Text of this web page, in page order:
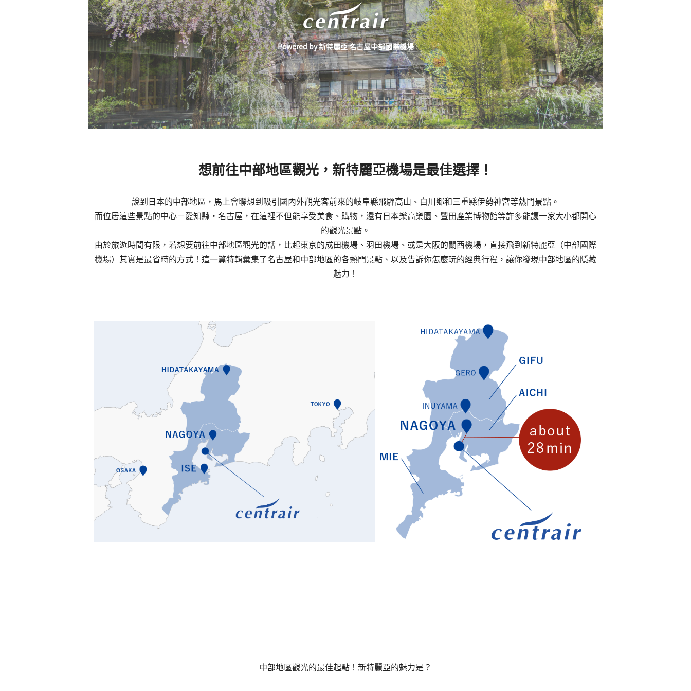
Powered by 新特麗亞 名古屋中部國際機場
想前往中部地區觀光，新特麗亞機場是最佳選擇！
說到日本的中部地區，馬上會聯想到吸引國內外觀光客前來的岐阜縣飛驒高山、白川鄉和三重縣伊勢神宮等熱門景點。
而位居這些景點的中心－愛知縣・名古屋，在這裡不但能享受美食、購物，還有日本樂高樂園、豐田產業博物館等許多能讓一家大小都開心
的觀光景點。
由於旅遊時間有限，若想要前往中部地區觀光的話，比起東京的成田機場、羽田機場、或是大阪的關西機場，直接飛到新特麗亞（中部國際
機場）其實是最省時的方式！這一篇特輯彙集了名古屋和中部地區的各熱門景點、以及告訴你怎麼玩的經典行程，讓你發現中部地區的隱藏
魅力！
中部地區觀光的最佳起點！新特麗亞的魅力是？